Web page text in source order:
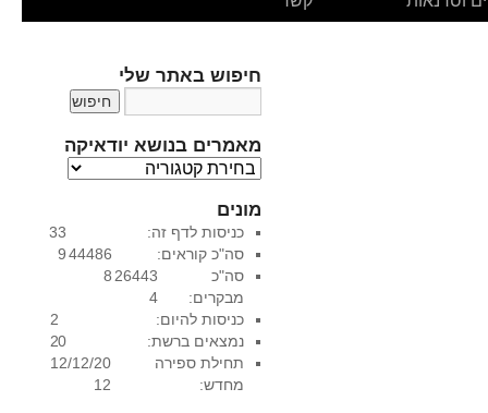
חיפוש באתר שלי
מאמרים בנושא יודאיקה
מ
מ
ר
י
ם
נ
ו
ש
מונים
33
9
כניסות לדף זה:
44486
8
סה"כ קוראים:
26443
4
סה"כ
מבקרים:
2
2
כניסות להיום:
0
נמצאים ברשת:
12/12/20
12
תחילת ספירה
מחדש: